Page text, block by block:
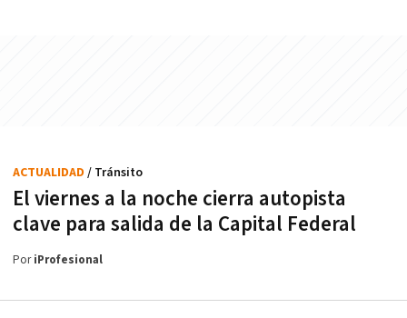
El viernes a la noche cierra autopista
clave para salida de la Capital Federal
ACTUALIDAD / Tránsito
PoriProfesional